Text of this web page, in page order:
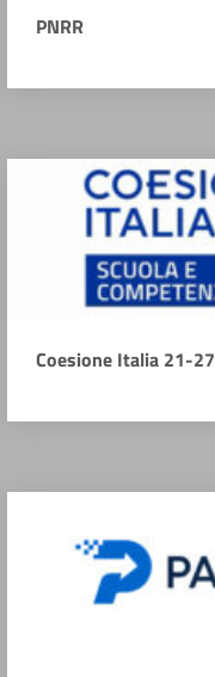
PNRR
Coesione Italia 21-27